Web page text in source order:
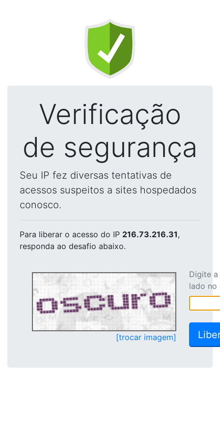
Verificação
de segurança
Seu IP fez diversas tentativas de
acessos suspeitos a sites hospedados
conosco.
Para liberar o acesso do IP 216.73.216.31,
responda ao desafio abaixo.
[trocar imagem]
Digite
lado no